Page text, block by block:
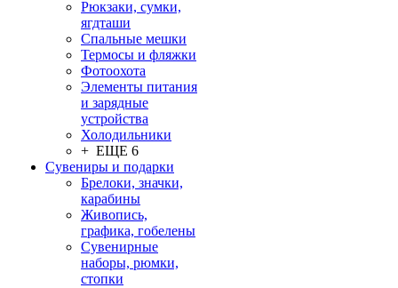
Рюкзаки, сумки,
ягдташи
Спальные мешки
Термосы и фляжки
Фотоохота
Элементы питания
и зарядные
устройства
Холодильники
+ ЕЩЕ 6
Сувениры и подарки
Брелоки, значки,
карабины
Живопись,
графика, гобелены
Сувенирные
наборы, рюмки,
стопки